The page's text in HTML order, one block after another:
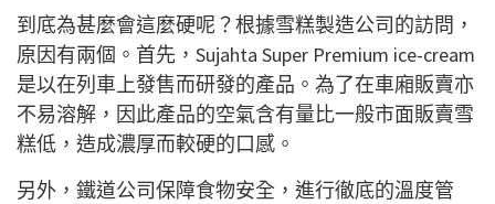
到底為甚麼會這麼硬呢？根據雪糕製造公司的訪問，
原因有兩個。首先，Sujahta Super Premium ice-cream
是以在列車上發售而研發的產品。為了在車廂販賣亦
不易溶解，因此產品的空氣含有量比一般市面販賣雪
糕低，造成濃厚而較硬的口感。
另外，鐵道公司保障食物安全，進行徹底的溫度管